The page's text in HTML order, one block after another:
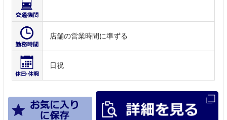
店舗の営業時間に準ずる
日祝